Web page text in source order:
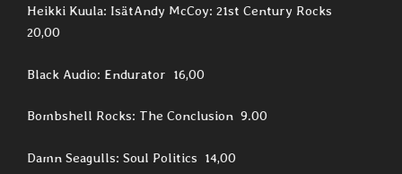
Heikki Kuula: IsätAndy McCoy: 21st Century Rocks
20,00
Black Audio: Endurator 16,00
Bombshell Rocks: The Conclusion 9.00
Damn Seagulls: Soul Politics 14,00